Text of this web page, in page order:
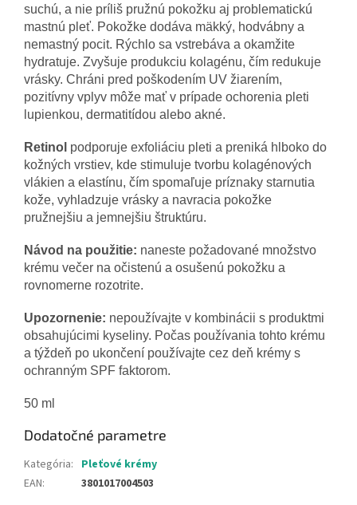
suchú, a nie príliš pružnú pokožku aj problematickú
mastnú pleť. Pokožke dodáva mäkký, hodvábny a
nemastný pocit. Rýchlo sa vstrebáva a okamžite
hydratuje. Zvyšuje produkciu kolagénu, čím redukuje
vrásky. Chráni pred poškodením UV žiarením,
pozitívny vplyv môže mať v prípade ochorenia pleti
lupienkou, dermatitídou alebo akné.
Retinol podporuje exfoliáciu pleti a preniká hlboko do
kožných vrstiev, kde stimuluje tvorbu kolagénových
vlákien a elastínu, čím spomaľuje príznaky starnutia
kože, vyhladzuje vrásky a navracia pokožke
pružnejšiu a jemnejšiu štruktúru.
Návod na použitie: naneste požadované množstvo
krému večer na očistenú a osušenú pokožku a
rovnomerne rozotrite.
Upozornenie: nepoužívajte v kombinácii s produktmi
obsahujúcimi kyseliny. Počas používania tohto krému
a týždeň po ukončení používajte cez deň krémy s
ochranným SPF faktorom.
50 ml
Dodatočné parametre
Kategória: Pleťové krémy
EAN: 3801017004503